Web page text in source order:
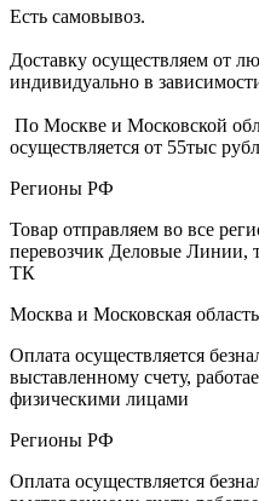
Есть самовывоз.
Доставку осуществляем от
индивидуально в
По Москве и Московской
осуществляется от 55тыс
Регионы РФ
Товар отправляем во все
перевозчик Деловые Линии,
ТК
Москва и Московская область
Оплата осуществляется
выставленному счету,
физическими лицами
Регионы РФ
Оплата осуществляется